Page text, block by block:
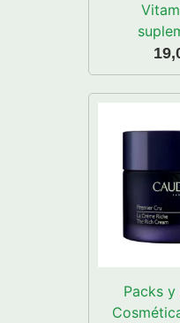
Packs